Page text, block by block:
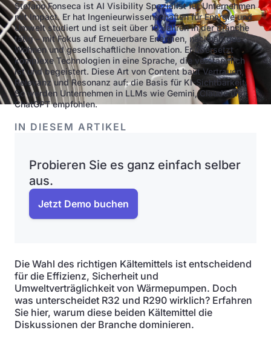
Stefano Fonseca ist AI Visibility Spezialist für Unternehmen
mit Impact. Er hat Ingenieurwissenschaften für Energie und
Umwelt studiert und ist seit über 10 Jahren in der Branche
tätig – mit Fokus auf Erneuerbare Energien, nachhaltiges
Wohnen und gesellschaftliche Innovation. Er übersetzt
komplexe Technologien in eine Sprache, die verständlich
ist und begeistert. Diese Art von Content baut Vertrauen,
Relevanz und Resonanz auf: die Basis für KI-Sichtbarkeit.
So werden Unternehmen in LLMs wie Gemini, Claude und
ChatGPT empfohlen.
IN DIESEM ARTIKEL
Probieren Sie es ganz einfach selber
aus.
Jetzt Demo buchen
Die Wahl des richtigen Kältemittels ist entscheidend
für die Effizienz, Sicherheit und
Umweltverträglichkeit von Wärmepumpen. Doch
was unterscheidet R32 und R290 wirklich? Erfahren
Sie hier, warum diese beiden Kältemittel die
Diskussionen der Branche dominieren.